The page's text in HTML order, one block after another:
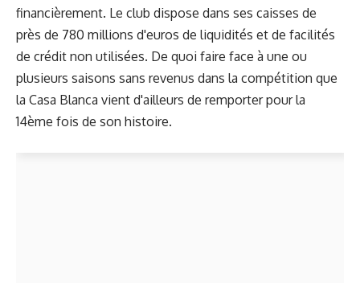
financièrement. Le club dispose dans ses caisses de
près de 780 millions d'euros de liquidités et de facilités
de crédit non utilisées. De quoi faire face à une ou
plusieurs saisons sans revenus dans la compétition que
la Casa Blanca vient d'ailleurs de remporter pour la
14ème fois de son histoire.